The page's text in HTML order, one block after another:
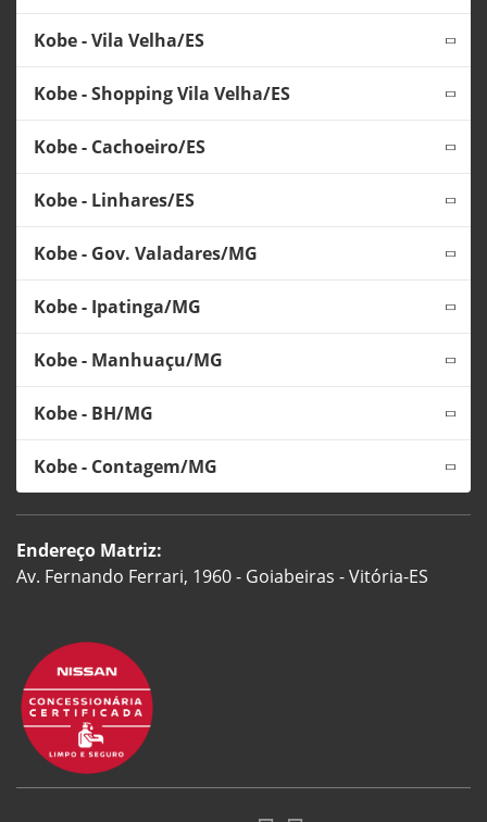
Kobe - Vila Velha/ES
Kobe - Shopping Vila Velha/ES
Kobe - Cachoeiro/ES
Kobe - Linhares/ES
Kobe - Gov. Valadares/MG
Kobe - Ipatinga/MG
Kobe - Manhuaçu/MG
Kobe - BH/MG
Kobe - Contagem/MG
Endereço Matriz:
Av. Fernando Ferrari, 1960 - Goiabeiras - Vitória-ES